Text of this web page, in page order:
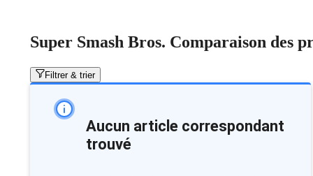
Super Smash Bros. Comparaison des
Filtrer & trier
Aucun article correspondant
trouvé